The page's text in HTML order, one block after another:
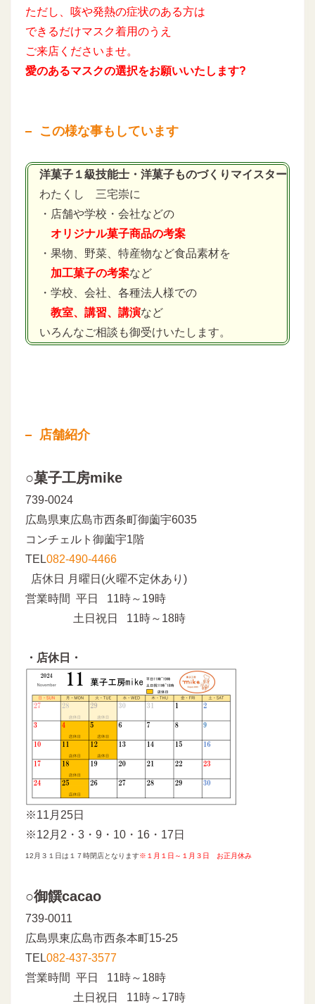
ただし、咳や発熱の症状のある方は
できるだけマスク着用のうえ
ご来店くださいませ。
愛のあるマスクの選択をお願いいたします?
この様な事もしています
洋菓子１級技能士・洋菓子ものづくりマイスター
わたくし 三宅崇に
・店舗や学校・会社などの
オリジナル菓子商品の考案
・果物、野菜、特産物など食品素材を
加工菓子の考案など
・学校、会社、各種法人様での
教室、講習、講演など
いろんなご相談も御受けいたします。
店舗紹介
○菓子工房mike
739-0024
広島県東広島市西条町御薗宇6035
コンチェルト御薗宇1階
TEL082-490-4466
店休日 月曜日(火曜不定休あり)
営業時間 平日 11時～19時
土日祝日 11時～18時
・店休日・
※11月25日
※12月2・3・9・10・16・17日
12月３１日は１７時閉店となります※ １月１日～１月３日 お正月休み
○御饌cacao
739-0011
広島県東広島市西条本町15-25
TEL082-437-3577
営業時間 平日 11時～18時
土日祝日 11時～17時